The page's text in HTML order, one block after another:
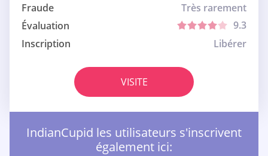
Fraude
Très rarement
Évaluation
9.3
Inscription
Libérer
VISITE
IndianCupid les utilisateurs s'inscrivent
également ici: